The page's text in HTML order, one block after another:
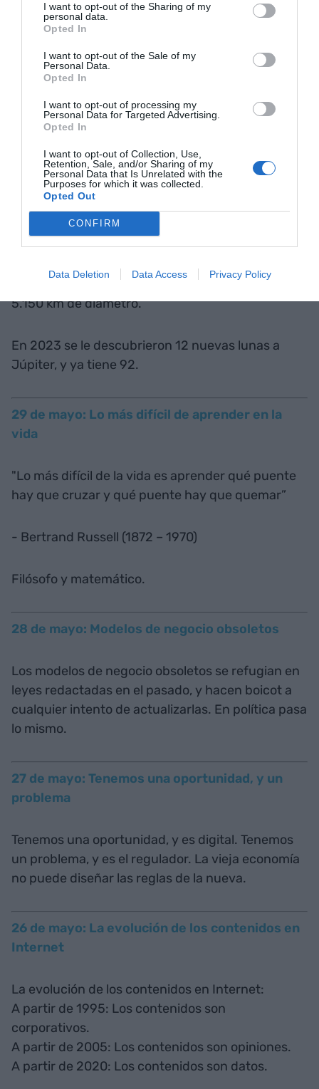
I want to opt-out of the Sharing of my
personal data.
Opted In
I want to opt-out of the Sale of my
Personal Data.
Opted In
I want to opt-out of processing my
Personal Data for Targeted Advertising.
Opted In
I want to opt-out of Collection, Use,
Retention, Sale, and/or Sharing of my
Personal Data that Is Unrelated with the
Purposes for which it was collected.
Opted Out
CONFIRM
Data Deletion Data Access Privacy Policy
“La ciudadanía cree que está informada, cuando
sólo está entretenida”.
- Rosa María Calaf (1945 - )
Periodista
30 de mayo: Las lunas de Saturno y Júpiter
Saturno tiene 117 lunas, que van de los 2 a los
5.150 km de diámetro.
En 2023 se le descubrieron 12 nuevas lunas a
Júpiter, y ya tiene 92.
29 de mayo: Lo más difícil de aprender en la
vida
"Lo más difícil de la vida es aprender qué puente
hay que cruzar y qué puente hay que quemar”
- Bertrand Russell (1872 – 1970)
Filósofo y matemático.
28 de mayo: Modelos de negocio obsoletos
Los modelos de negocio obsoletos se refugian en
leyes redactadas en el pasado, y hacen boicot a
cualquier intento de actualizarlas. En política pasa
lo mismo.
27 de mayo: Tenemos una oportunidad, y un
problema
Tenemos una oportunidad, y es digital. Tenemos
un problema, y es el regulador. La vieja economía
no puede diseñar las reglas de la nueva.
26 de mayo: La evolución de los contenidos en
Internet
La evolución de los contenidos en Internet:
A partir de 1995: Los contenidos son
corporativos.
A partir de 2005: Los contenidos son opiniones.
A partir de 2020: Los contenidos son datos.